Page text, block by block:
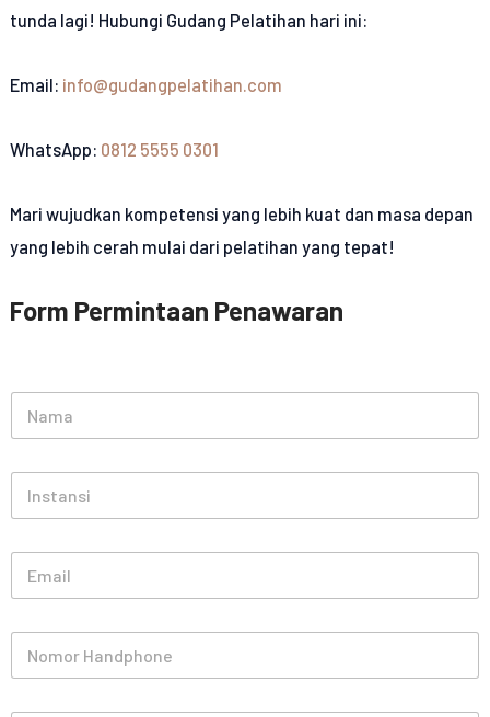
tunda lagi! Hubungi Gudang Pelatihan hari ini:
Email: info@gudangpelatihan.com
WhatsApp: 0812 5555 0301
Mari wujudkan kompetensi yang lebih kuat dan masa depan
yang lebih cerah mulai dari pelatihan yang tepat!
Form Permintaan Penawaran
m
s
i
a
m